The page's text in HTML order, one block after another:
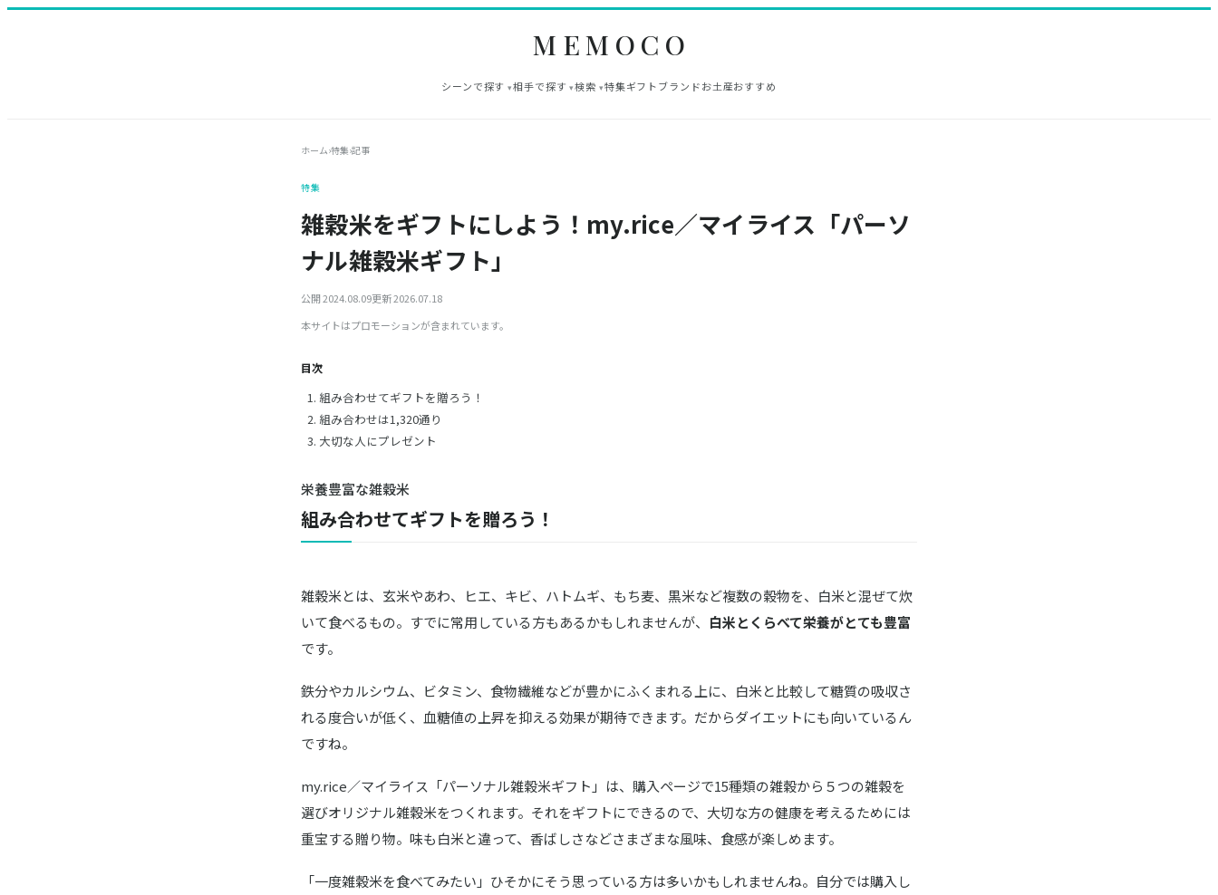
MEMOCO
シーンで探す 相手で探す 検索 特集ギフトブランドお土産おすすめ
ホーム›特集›記事
特集
雑穀米をギフトにしよう！my.rice／マイライス「パーソ
ナル雑穀米ギフト」
公開 2024.08.09更新 2026.07.18
本サイトはプロモーションが含まれています。
目次
組み合わせてギフトを贈ろう！
組み合わせは1,320通り
大切な人にプレゼント
栄養豊富な雑穀米
組み合わせてギフトを贈ろう！
雑穀米とは、玄米やあわ、ヒエ、キビ、ハトムギ、もち麦、黒米など複数の穀物を、白米と混ぜて炊
いて食べるもの。すでに常用している方もあるかもしれませんが、 白米とくらべて栄養がとても豊富
です。
鉄分やカルシウム、ビタミン、食物繊維などが豊かにふくまれる上に、白米と比較して糖質の吸収さ
れる度合いが低く、血糖値の上昇を抑える効果が期待できます。だからダイエットにも向いているん
ですね。
my.rice／マイライス「パーソナル雑穀米ギフト」は、購入ページで15種類の雑穀から５つの雑穀を
選びオリジナル雑穀米をつくれます。それをギフトにできるので、大切な方の健康を考えるためには
重宝する贈り物。味も白米と違って、香ばしさなどさまざまな風味、食感が楽しめます。
「一度雑穀米を食べてみたい」ひそかにそう思っている方は多いかもしれませんね。自分では購入し